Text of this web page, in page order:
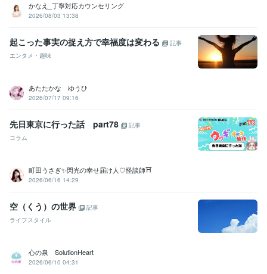
かなえ_丁寧対応カウンセリング
2026/08/03 13:38
起こった事実の捉え方で幸福度は変わる
記事
エンタメ・趣味
あたたかな ゆうひ
2026/07/17 09:16
先日東京に行った話 part78
記事
コラム
町田うさぎ✨閃光の幸せ届け人♡怪談師⛩️
2026/06/16 14:29
空（くう）の世界
記事
ライフスタイル
心の泉 SolutionHeart
2026/06/10 04:31